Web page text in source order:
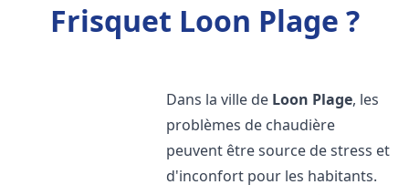
Frisquet Loon Plage ?
Dans la ville de Loon Plage, les
problèmes de chaudière
peuvent être source de stress et
d'inconfort pour les habitants.